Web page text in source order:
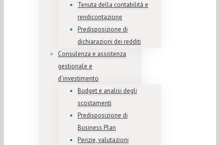
Tenuta della contabilità e
rendicontazione
Predisposizione di
dichiarazioni dei redditi
Consulenza e assistenza
gestionale e
d’investimento
Budget e analisi degli
scostamenti
Predisposizione di
Business Plan
Perizie, valutazioni